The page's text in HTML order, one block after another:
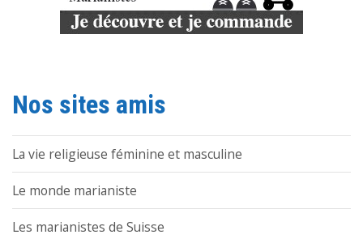
Nos sites amis
La vie religieuse féminine et masculine
Le monde marianiste
Les marianistes de Suisse